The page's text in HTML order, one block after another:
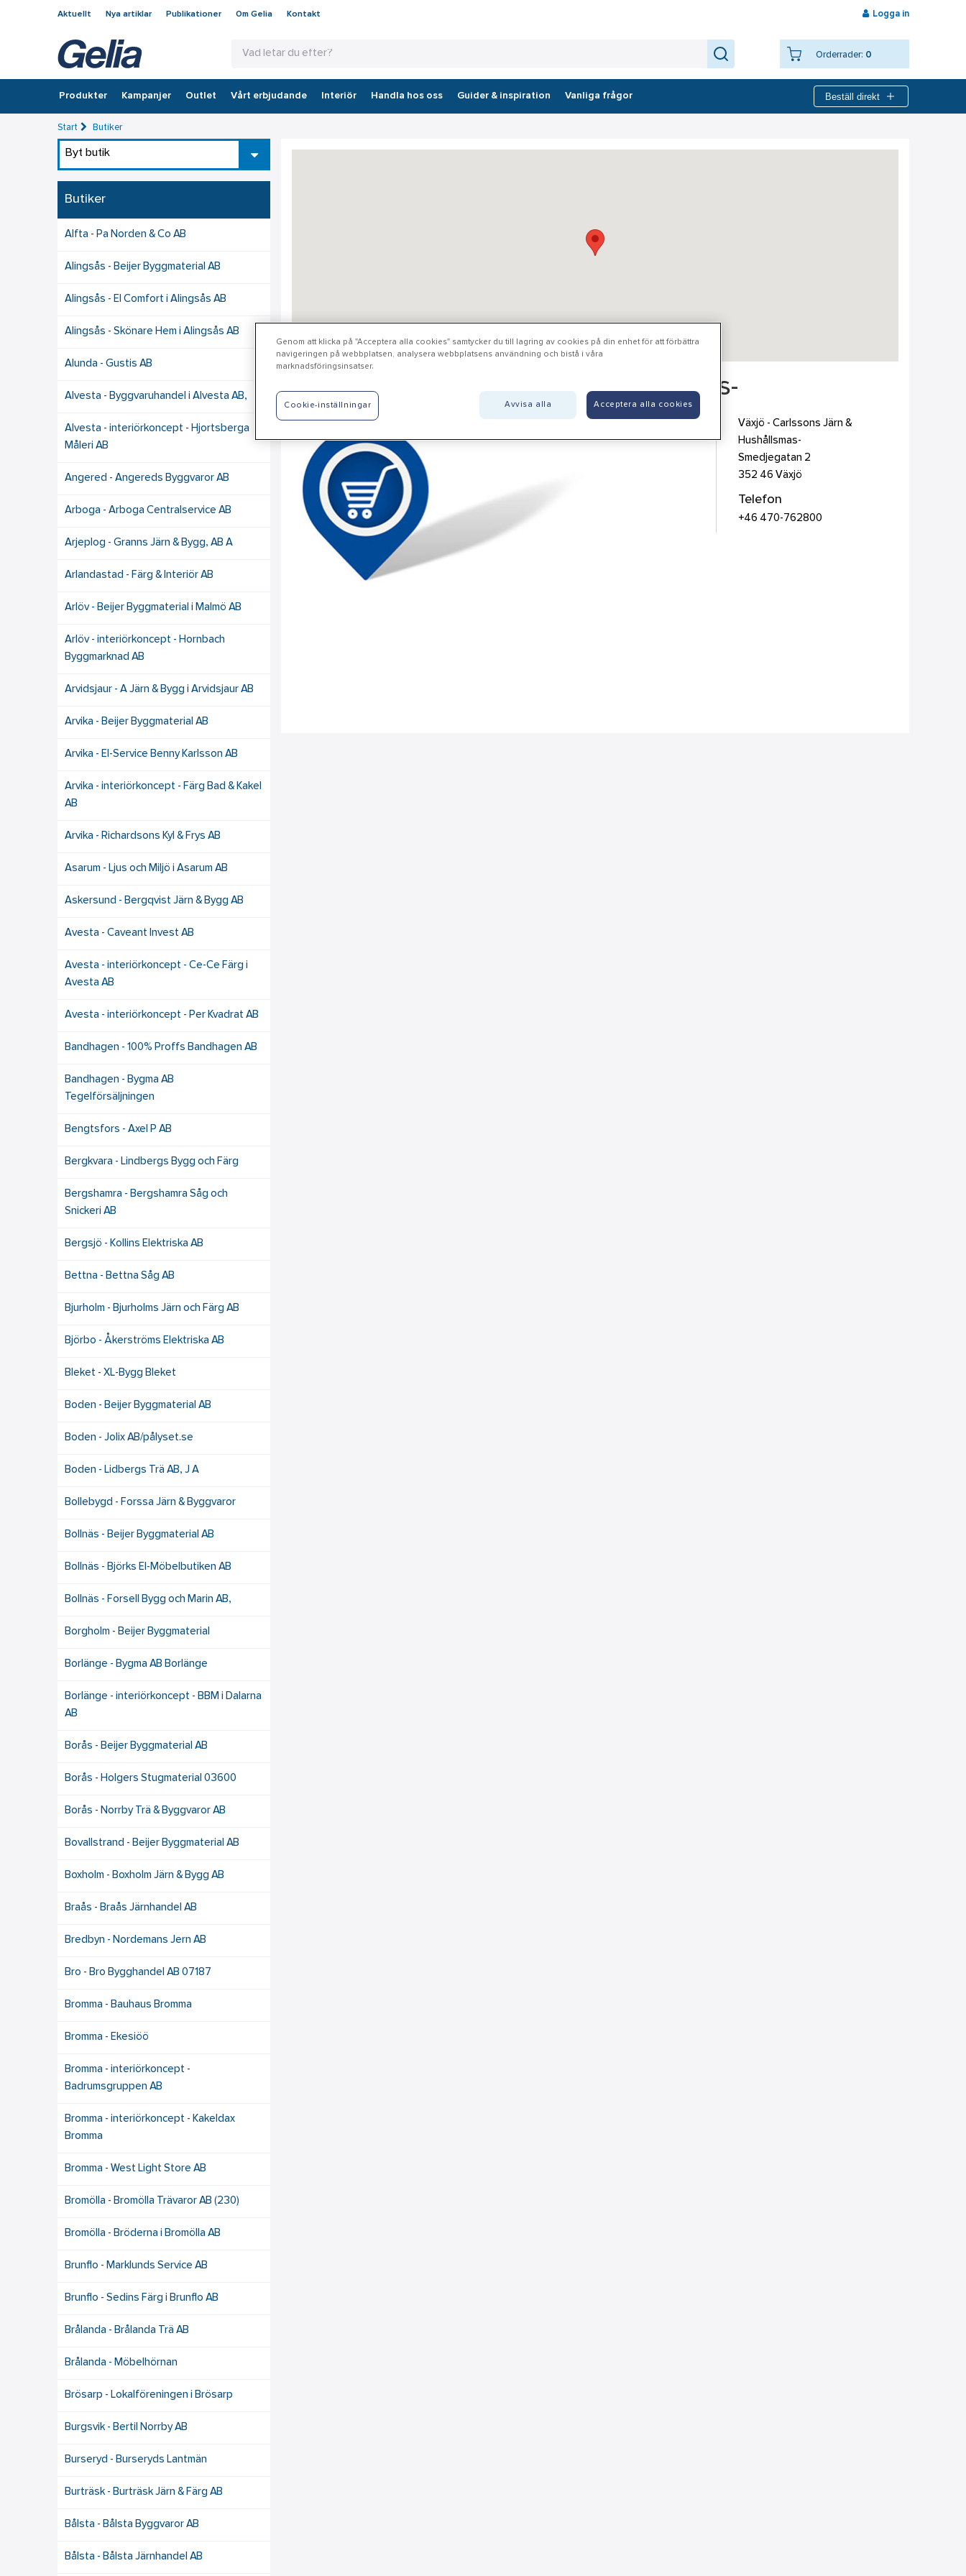
Aktuellt Nya artiklar Publikationer Om Gelia Kontakt Logga in
Orderrader: 0
Produkter Kampanjer Outlet Vårt erbjudande Interiör Handla hos oss Guider & inspiration Vanliga frågor Beställ direkt
Start Butiker
Byt butik
Butiker
Alfta - Pa Norden & Co AB
Alingsås - Beijer Byggmaterial AB
Alingsås - El Comfort i Alingsås AB
Alingsås - Skönare Hem i Alingsås AB
Alunda - Gustis AB
Alvesta - Byggvaruhandel i Alvesta AB,
Alvesta - interiörkoncept - Hjortsberga
Måleri AB
Angered - Angereds Byggvaror AB
Arboga - Arboga Centralservice AB
Arjeplog - Granns Järn & Bygg, AB A
Arlandastad - Färg & Interiör AB
Arlöv - Beijer Byggmaterial i Malmö AB
Arlöv - interiörkoncept - Hornbach
Byggmarknad AB
Arvidsjaur - A Järn & Bygg i Arvidsjaur AB
Arvika - Beijer Byggmaterial AB
Arvika - El-Service Benny Karlsson AB
Arvika - interiörkoncept - Färg Bad & Kakel
AB
Arvika - Richardsons Kyl & Frys AB
Asarum - Ljus och Miljö i Asarum AB
Askersund - Bergqvist Järn & Bygg AB
Avesta - Caveant Invest AB
Avesta - interiörkoncept - Ce-Ce Färg i
Avesta AB
Avesta - interiörkoncept - Per Kvadrat AB
Bandhagen - 100% Proffs Bandhagen AB
Bandhagen - Bygma AB
Tegelförsäljningen
Bengtsfors - Axel P AB
Bergkvara - Lindbergs Bygg och Färg
Bergshamra - Bergshamra Såg och
Snickeri AB
Bergsjö - Kollins Elektriska AB
Bettna - Bettna Såg AB
Bjurholm - Bjurholms Järn och Färg AB
Björbo - Åkerströms Elektriska AB
Bleket - XL-Bygg Bleket
Boden - Beijer Byggmaterial AB
Boden - Jolix AB/pålyset.se
Boden - Lidbergs Trä AB, J A
Bollebygd - Forssa Järn & Byggvaror
Bollnäs - Beijer Byggmaterial AB
Bollnäs - Björks El-Möbelbutiken AB
Bollnäs - Forsell Bygg och Marin AB,
Borgholm - Beijer Byggmaterial
Borlänge - Bygma AB Borlänge
Borlänge - interiörkoncept - BBM i Dalarna
AB
Borås - Beijer Byggmaterial AB
Borås - Holgers Stugmaterial 03600
Borås - Norrby Trä & Byggvaror AB
Bovallstrand - Beijer Byggmaterial AB
Boxholm - Boxholm Järn & Bygg AB
Braås - Braås Järnhandel AB
Bredbyn - Nordemans Jern AB
Bro - Bro Bygghandel AB 07187
Bromma - Bauhaus Bromma
Bromma - Ekesiöö
Bromma - interiörkoncept -
Badrumsgruppen AB
Bromma - interiörkoncept - Kakeldax
Bromma
Bromma - West Light Store AB
Bromölla - Bromölla Trävaror AB (230)
Bromölla - Bröderna i Bromölla AB
Brunflo - Marklunds Service AB
Brunflo - Sedins Färg i Brunflo AB
Brålanda - Brålanda Trä AB
Brålanda - Möbelhörnan
Brösarp - Lokalföreningen i Brösarp
Burgsvik - Bertil Norrby AB
Burseryd - Burseryds Lantmän
Burträsk - Burträsk Järn & Färg AB
Bålsta - Bålsta Byggvaror AB
Bålsta - Bålsta Järnhandel AB
Växjö - Carlssons Järn & Hushållsmas-
Växjö - Carlssons Järn &
Hushållsmas-
Smedjegatan 2
352 46 Växjö
Telefon
+46 470-762800
Genom att klicka på "Acceptera alla cookies" samtycker du till lagring av cookies på din enhet för att förbättra
navigeringen på webbplatsen, analysera webbplatsens användning och bistå i våra
marknadsföringsinsatser.
Avvisa alla Acceptera alla cookies
Cookie-inställningar